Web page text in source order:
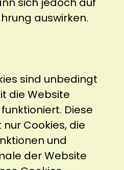
auswirken.
sind unbedingt
die Website
Diese
Cookies, die
und
der Website